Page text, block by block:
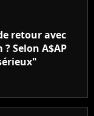
retour avec
Selon A$AP